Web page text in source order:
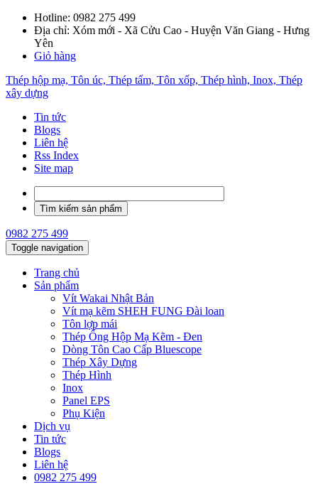
Hotline: 0982 275 499
Địa chỉ: Xóm mới - Xã Cửu Cao - Huyện Văn Giang - Hưng
Yên
Giỏ hàng
Thép hộp mạ, Tôn úc, Thép tấm, Tôn xốp, Thép hình, Inox, Thép
xây dựng
Tin tức
Blogs
Liên hệ
Rss Index
Site map
0982 275 499
Toggle navigation
Trang chủ
Sản phẩm
Vít Wakai Nhật Bản
Vít mạ kẽm SHEH FUNG Đài loan
Tôn lợp mái
Thép Ống Hộp Mạ Kẽm - Đen
Dòng Tôn Cao Cấp Bluescope
Thép Xây Dựng
Thép Hình
Inox
Panel EPS
Phụ Kiện
Dịch vụ
Tin tức
Blogs
Liên hệ
0982 275 499